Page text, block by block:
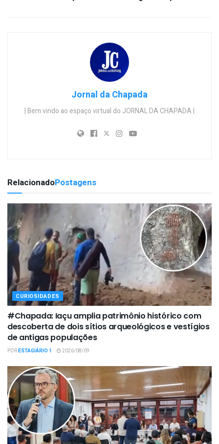
Jornal da Chapada
| Bem vindo ao espaço virtual do JORNAL DA CHAPADA |
RelacionadoPostagens
CURIOSIDADES
#Chapada: Iaçu amplia patrimônio histórico com
descoberta de dois sítios arqueológicos e vestígios
de antigas populações
PORESTAGIÁRIO 1 2026/08/09